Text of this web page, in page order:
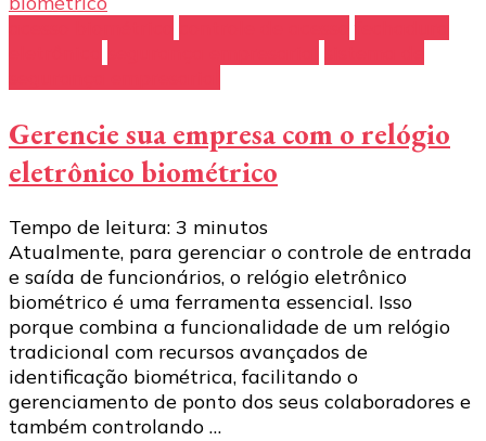
Gerencie sua empresa com o relógio
eletrônico biométrico
Tempo de leitura: 3 minutos
Atualmente, para gerenciar o controle de entrada
e saída de funcionários, o relógio eletrônico
biométrico é uma ferramenta essencial. Isso
porque combina a funcionalidade de um relógio
tradicional com recursos avançados de
identificação biométrica, facilitando o
gerenciamento de ponto dos seus colaboradores e
também controlando …